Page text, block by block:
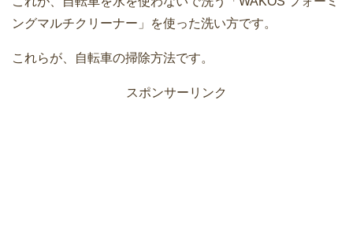
ングマルチクリーナー」を使った洗い方です。
これらが、自転車の掃除方法です。
スポンサーリンク